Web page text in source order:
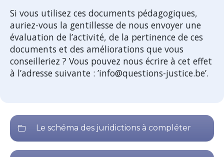
Si vous utilisez ces documents pédagogiques,
auriez-vous la gentillesse de nous envoyer une
évaluation de l’activité, de la pertinence de ces
documents et des améliorations que vous
conseilleriez ? Vous pouvez nous écrire à cet effet
à l’adresse suivante : ’info@questions-justice.be’.
Le schéma des juridictions à compléter